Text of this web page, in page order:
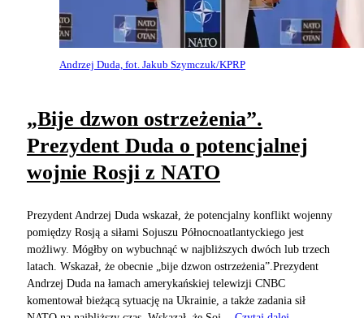
Andrzej Duda, fot. Jakub Szymczuk/KPRP
„Bije dzwon ostrzeżenia”.
Prezydent Duda o potencjalnej
wojnie Rosji z NATO
Prezydent Andrzej Duda wskazał, że potencjalny konflikt wojenny
pomiędzy Rosją a siłami Sojuszu Północnoatlantyckiego jest
możliwy. Mógłby on wybuchnąć w najbliższych dwóch lub trzech
latach. Wskazał, że obecnie „bije dzwon ostrzeżenia”.Prezydent
Andrzej Duda na łamach amerykańskiej telewizji CNBC
komentował bieżącą sytuację na Ukrainie, a także zadania sił